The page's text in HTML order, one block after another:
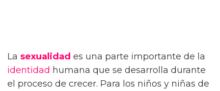
La sexualidad es una parte importante de la
identidad humana que se desarrolla durante
el proceso de crecer. Para los niños y niñas de